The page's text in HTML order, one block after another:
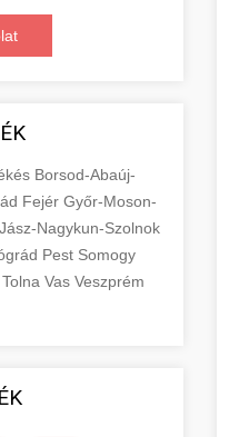
Borsod-Abaúj-
Fejér Győr-Moson-
Jász-Nagykun-Szolnok
Pest Somogy
Tolna Vas Veszprém